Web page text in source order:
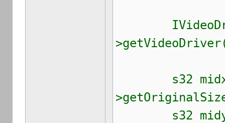
s32 midx
s32 midy